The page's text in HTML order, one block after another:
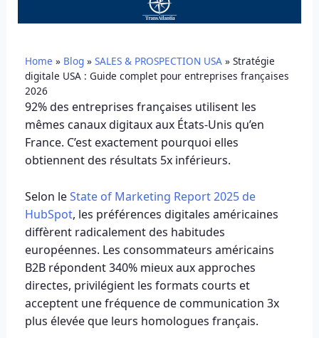
Home » Blog» SALES & PROSPECTION USA» Stratégie
digitale USA : Guide complet pour entreprises françaises
2026
92% des entreprises françaises utilisent les
mêmes canaux digitaux aux États-Unis qu’en
France. C’est exactement pourquoi elles
obtiennent des résultats 5x inférieurs.
Selon leState of Marketing Report 2025 de
HubSpot, les préférences digitales américaines
diffèrent radicalement des habitudes
européennes. Les consommateurs américains
B2B répondent 340% mieux aux approches
directes, privilégient les formats courts et
acceptent une fréquence de communication 3x
plus élevée que leurs homologues français.